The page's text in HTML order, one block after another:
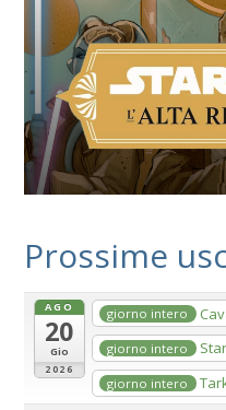
Prossime
AGO
20
Gio
2026
giorno intero
giorno intero
giorno intero